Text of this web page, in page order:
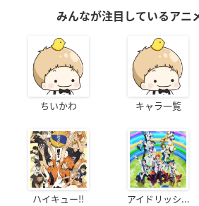
みんなが注目しているアニ
ちいかわ キャラ一覧
ハイキュー!! アイドリッシ...